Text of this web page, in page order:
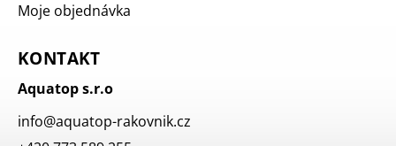
Moje objednávka
KONTAKT
Aquatop s.r.o
info@aquatop-rakovnik.cz